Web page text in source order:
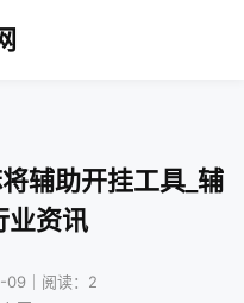
辅助开挂工具_辅
业资讯
｜阅读：2